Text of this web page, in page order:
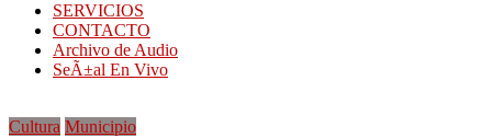
SERVICIOS
CONTACTO
Archivo de Audio
SeÃ±al En Vivo
Cultura Municipio